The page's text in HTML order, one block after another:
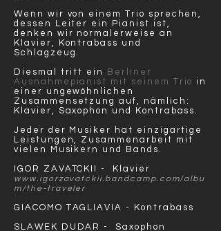
Wenn wir von einem Trio sprechen,
dessen Leiter ein Pianist ist,
denken wir normalerweise an
Klavier, Kontrabass und
Schlagzeug.
Diesmal tritt ein
Berliner
Ausnahmepianist mit seinem Trio in
einer ungewöhnlichen
Zusammensetzung auf, nämlich:
Klavier, Saxophon und Kontrabass.
Jeder der Musiker hat einzigartige
Leistungen, Zusammenarbeit mit
vielen Musikern und Bands.
IGOR ZAVATCKII - Klavier
www.igorzavatckii.bandcamp.com/albu
m/the-traveler
GIACOMO TAGLIAVIA - Kontrabass
SLAWEK DUDAR - Saxophon